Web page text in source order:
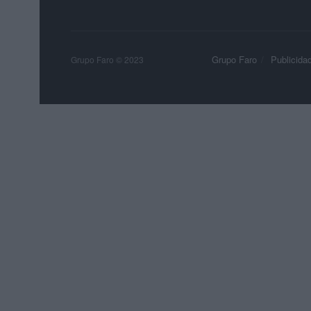
Grupo Faro Publicidad
Grupo Faro © 2023